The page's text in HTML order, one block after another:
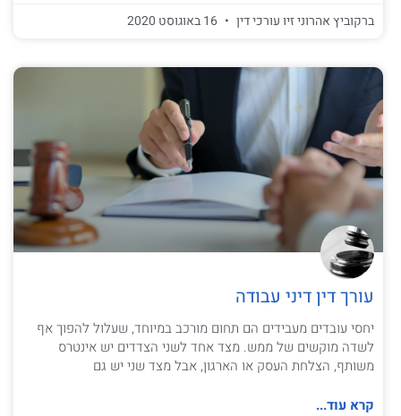
ברקוביץ אהרוני זיו עורכי דין
עורך דין דיני עבודה
יחסי עובדים מעבידים הם תחום מורכב במיוחד, שעלול להפוך אף
לשדה מוקשים של ממש. מצד אחד לשני הצדדים יש אינטרס
משותף, הצלחת העסק או הארגון, אבל מצד שני יש גם
קרא עוד...